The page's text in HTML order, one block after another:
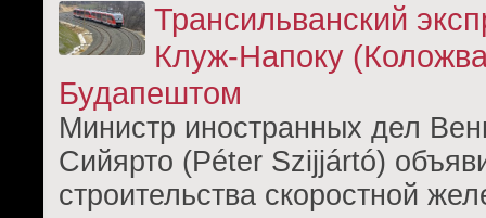
Трансильванский
Клуж-Напоку
Будапештом
Министр иностранных дел
Сийярто (Péter Szijjártó)
строительства скоростной